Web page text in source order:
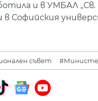
и в УМБАЛ
в Софийския
съвет